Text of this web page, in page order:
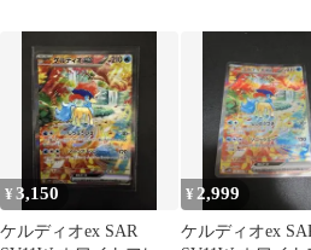
¥3,150
ケルディオex SAR
¥ 2,999
ケルディオex